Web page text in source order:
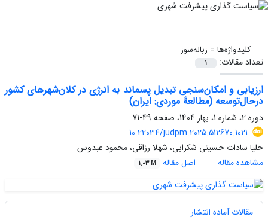
کلیدواژه‌ها = زباله‌سوز
تعداد مقالات:
1
ارزیابی و امکان‌سنجی تبدیل پسماند به انرژی در کلان‌شهرهای کشور
درحال‌توسعه (مطالعۀ موردی: ایران)
دوره 2، شماره 1، بهار 1404، صفحه
49-71
10.22034/judpm.2025.512670.1021
حلیا سادات حسینی شکرابی، شهلا رزاقی، محمود عبدوس
مشاهده مقاله
اصل مقاله 1.03 M
مقالات آماده انتشار